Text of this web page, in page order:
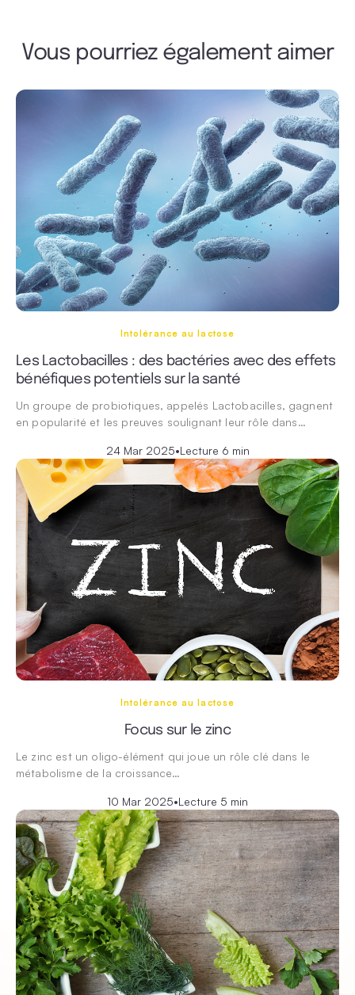
Vous pourriez également aimer
Intolérance au lactose
Les Lactobacilles : des bactéries avec des effets
bénéfiques potentiels sur la santé
Un groupe de probiotiques, appelés Lactobacilles, gagnent
en popularité et les preuves soulignant leur rôle dans…
24 Mar 2025•Lecture 6 min
Intolérance au lactose
Focus sur le zinc
Le zinc est un oligo-élément qui joue un rôle clé dans le
métabolisme de la croissance…
10 Mar 2025•Lecture 5 min